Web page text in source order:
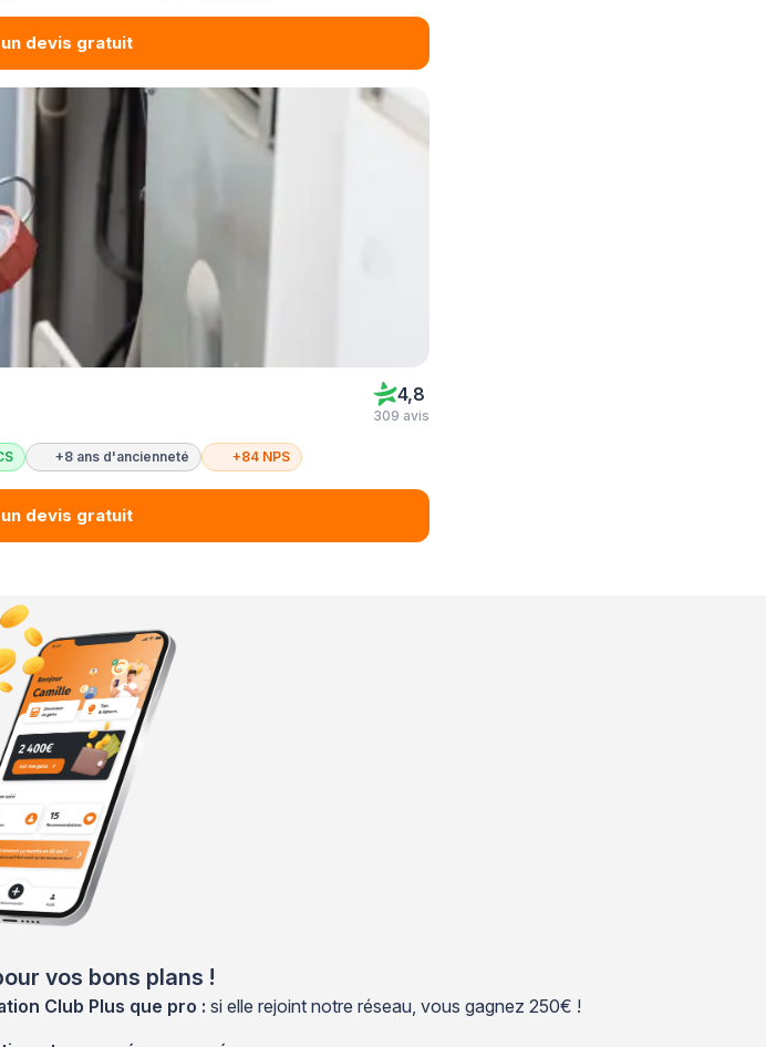
devis gratuit
4,8
309 avis
+8 ans d'ancienneté +84 NPS
devis gratuit
vos bons plans !
Club Plus que pro : si elle rejoint notre réseau, vous gagnez 250€ !